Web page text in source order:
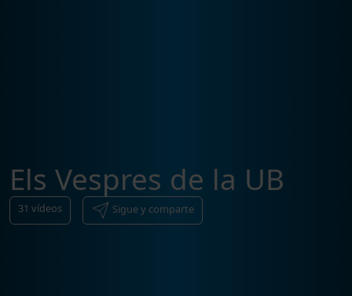
Els Vespres de la UB
31 vídeos Sigue y comparte